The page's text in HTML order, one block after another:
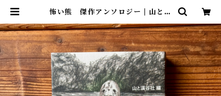
怖い熊 傑作アンソロジー | 山と渓
屋 トンガ坂文庫